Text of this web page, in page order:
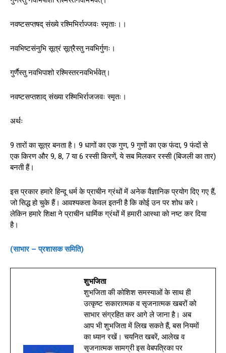
नवष्टसप्तषद् संख्ये रश्मिभिर्राज्जवः स्मृताः।।
नवभिष्टसंनुभि सूत्रं सूत्रैस्तु नवभिर्गुणः।
गुर्णैस्तु नवभिपाशो रश्मिस्तरनवभिर्भवेत्।
नवष्टसप्तशाद् संख्या रश्मिभिर्राजजवः स्मृतः।
अर्थः
9 तारों का सूत्र बनता है। 9 धागों का एक गुण, 9 गुणों का एक फंदा, 9 फंदों से
एक किरण और 9, 8, 7 या 6 रस्सी किरणें, ये सब मिलकर रस्सी (बिजली का तार)
बनती हैं।
इस प्रकार हमारे हिन्दू धर्म के प्राचीन ग्रंथों में अनेक वैज्ञानिक प्रयोग दिए गए हैं,
जो सिद्ध हो चुके हैं। आवश्यकता केवल इतनी है कि कोई उन पर शोध करे।
लेकिन हमारे शिक्षा ने प्राचीन धार्मिक ग्रंथों में हमारी आस्था को नष्ट कर दिया
है।
(साभार – प्रशासक समिति)
शुभजिता
शुभजिता की कोशिश समस्याओं के साथ ही
उत्कृष्ट सकारात्मक व सृजनात्मक खबरों को
साभार संग्रहित कर आगे ले जाना है। अब
आप भी शुभजिता में लिख सकते हैं, बस नियमों
का ध्यान रखें। चयनित खबरें, आलेख व
सृजनात्मक सामग्री इस वेबपत्रिका पर